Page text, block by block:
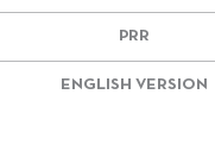
PRR
ENGLISH VERSION